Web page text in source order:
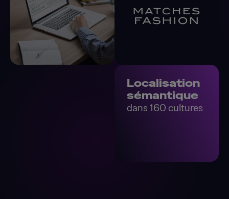
Localisation
sémantique
dans 160 cultures